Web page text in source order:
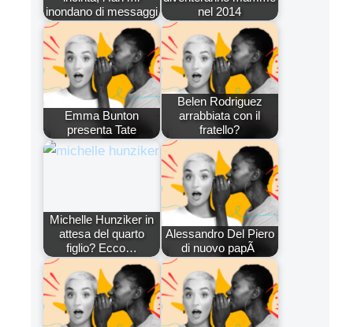
inondano di messaggi
nel 2014
Emma Bunton
presenta Tate
Belen Rodriguez
arrabbiata con il
fratello?
Michelle Hunziker in
attesa del quarto
figlio? Ecco…
Alessandro Del Piero
di nuovo papÃ